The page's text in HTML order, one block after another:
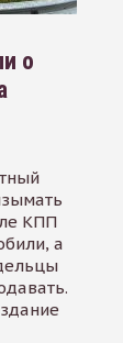
о
КПП
а